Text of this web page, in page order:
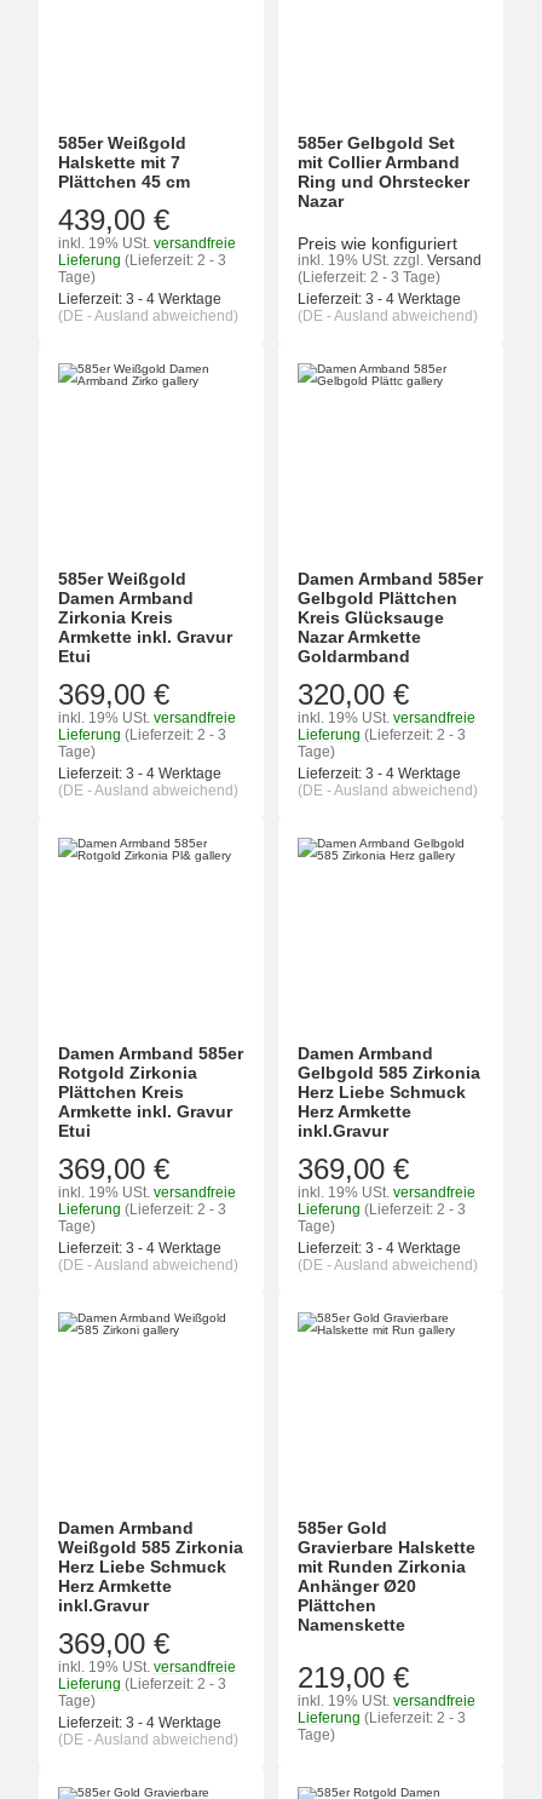
585er Weißgold
Halskette mit 7
Plättchen 45 cm
439,00 €
inkl. 19% USt. versandfreie
Lieferung (Lieferzeit: 2 - 3
Tage)
Lieferzeit: 3 - 4 Werktage
(DE - Ausland abweichend)
585er Gelbgold Set
mit Collier Armband
Ring und Ohrstecker
Nazar
Preis wie konfiguriert
inkl. 19% USt. zzgl. Versand
(Lieferzeit: 2 - 3 Tage)
Lieferzeit: 3 - 4 Werktage
(DE - Ausland abweichend)
585er Weißgold
Damen Armband
Zirkonia Kreis
Armkette inkl. Gravur
Etui
369,00 €
inkl. 19% USt. versandfreie
Lieferung (Lieferzeit: 2 - 3
Tage)
Lieferzeit: 3 - 4 Werktage
(DE - Ausland abweichend)
Damen Armband 585er
Gelbgold Plättchen
Kreis Glücksauge
Nazar Armkette
Goldarmband
320,00 €
inkl. 19% USt. versandfreie
Lieferung (Lieferzeit: 2 - 3
Tage)
Lieferzeit: 3 - 4 Werktage
(DE - Ausland abweichend)
Damen Armband 585er
Rotgold Zirkonia
Plättchen Kreis
Armkette inkl. Gravur
Etui
369,00 €
inkl. 19% USt. versandfreie
Lieferung (Lieferzeit: 2 - 3
Tage)
Lieferzeit: 3 - 4 Werktage
(DE - Ausland abweichend)
Damen Armband
Gelbgold 585 Zirkonia
Herz Liebe Schmuck
Herz Armkette
inkl.Gravur
369,00 €
inkl. 19% USt. versandfreie
Lieferung (Lieferzeit: 2 - 3
Tage)
Lieferzeit: 3 - 4 Werktage
(DE - Ausland abweichend)
Damen Armband
Weißgold 585 Zirkonia
Herz Liebe Schmuck
Herz Armkette
inkl.Gravur
369,00 €
inkl. 19% USt. versandfreie
Lieferung (Lieferzeit: 2 - 3
Tage)
Lieferzeit: 3 - 4 Werktage
(DE - Ausland abweichend)
585er Gold
Gravierbare Halskette
mit Runden Zirkonia
Anhänger Ø20
Plättchen
Namenskette
219,00 €
inkl. 19% USt. versandfreie
Lieferung (Lieferzeit: 2 - 3
Tage)